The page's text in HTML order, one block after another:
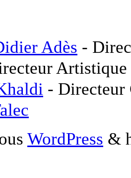
Adès -
-
WordPress &